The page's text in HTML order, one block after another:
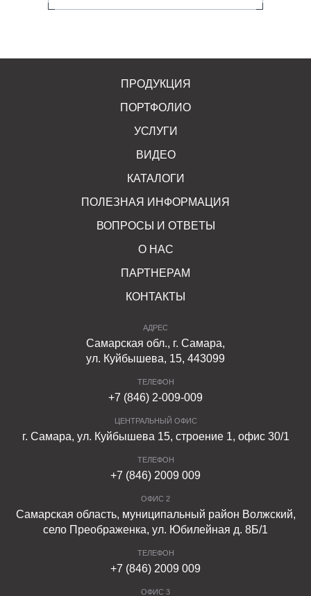
тротуарная плита будет интересна ландшафтным
дизайнерам и архитекторам, муниципальным и
региональным заказчикам, жителям частных
Брусчатку используют для мощения и организации:
городских площадок;
пешеходных дорожек;
садово-парковых площадок;
внутриквартальных улиц;
садовых дорожек;
автомобильных покрытий и т.п.
Технические характеристики
Тротуарная плитка, изготовленная методом полусухого
вибропрессования из жесткой бетонной смеси класса
ПРОДУКЦИЯ
ПОРТФОЛИО
УСЛУГИ
ВИДЕО
КАТАЛОГИ
ПОЛЕЗНАЯ ИНФОРМАЦИЯ
ВОПРОСЫ И ОТВЕТЫ
О НАС
ПАРТНЕРАМ
КОНТАКТЫ
АДРЕС
Самарская обл., г. Самара,
ул. Куйбышева, 15, 443099
ТЕЛЕФОН
+7 (846) 2-009-009
ЦЕНТРАЛЬНЫЙ ОФИС
г. Самара, ул. Куйбышева 15, строение 1, офис 30/1
ТЕЛЕФОН
+7 (846) 2009 009
ОФИС 2
Самарская область, муниципальный район Волжский,
село Преображенка, ул. Юбилейная д. 8Б/1
ТЕЛЕФОН
+7 (846) 2009 009
ОФИС 3